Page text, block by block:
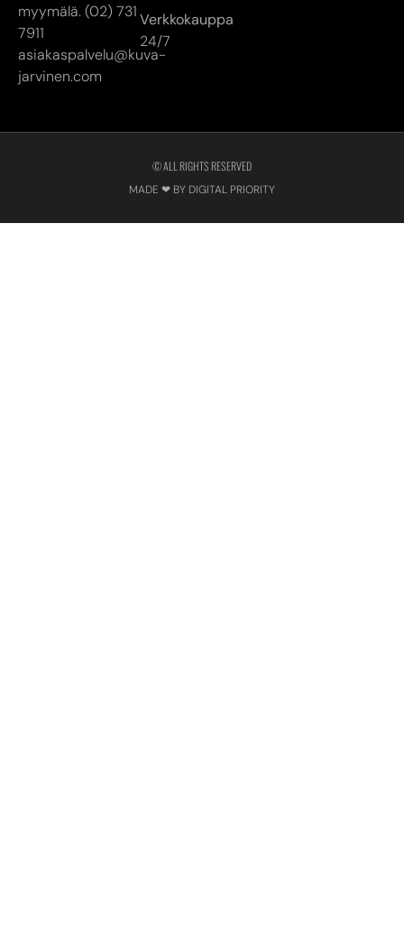
myymälä. (02) 731
7911
asiakaspalvelu@kuva-
jarvinen.com
Verkkokauppa
24/7
© ALL RIGHTS RESERVED
MADE ❤ BY DIGITAL PRIORITY